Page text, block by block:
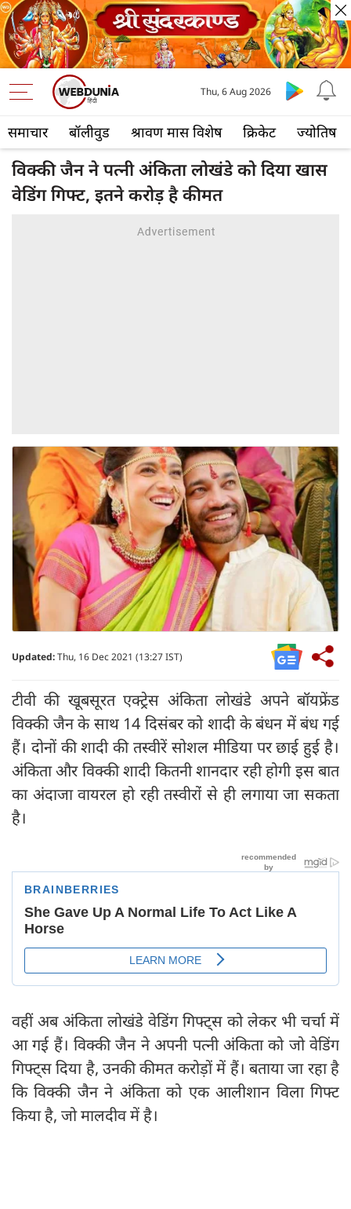
समाचार बॉलीवुड श्रावण मास विशेष क्रिकेट ज्योतिष
Thu, 6 Aug 2026
विक्की जैन ने पत्नी अंकिता लोखंडे को दिया खास
वेडिंग गिफ्ट, इतने करोड़ है कीमत
Updated:Thu, 16 Dec 2021 (13:27 IST)
टीवी की खूबसूरत एक्ट्रेस अंकिता लोखंडे अपने बॉयफ्रेंड
विक्की जैन के साथ 14 दिसंबर को शादी के बंधन में बंध गई
हैं। दोनों की शादी की तस्वीरें सोशल मीडिया पर छाई हुई है।
अंकिता और विक्की शादी कितनी शानदार रही होगी इस बात
का अंदाजा वायरल हो रही तस्वीरों से ही लगाया जा सकता
है।
वहीं अब अंकिता लोखंडे वेडिंग गिफ्ट्स को लेकर भी चर्चा में
आ गई हैं। विक्की जैन ने अपनी पत्नी अंकिता को जो वेडिंग
गिफ्ट्स दिया है, उनकी कीमत करोड़ों में हैं। बताया जा रहा है
कि विक्की जैन ने अंकिता को एक आलीशान विला गिफ्ट
किया है, जो मालदीव में है।